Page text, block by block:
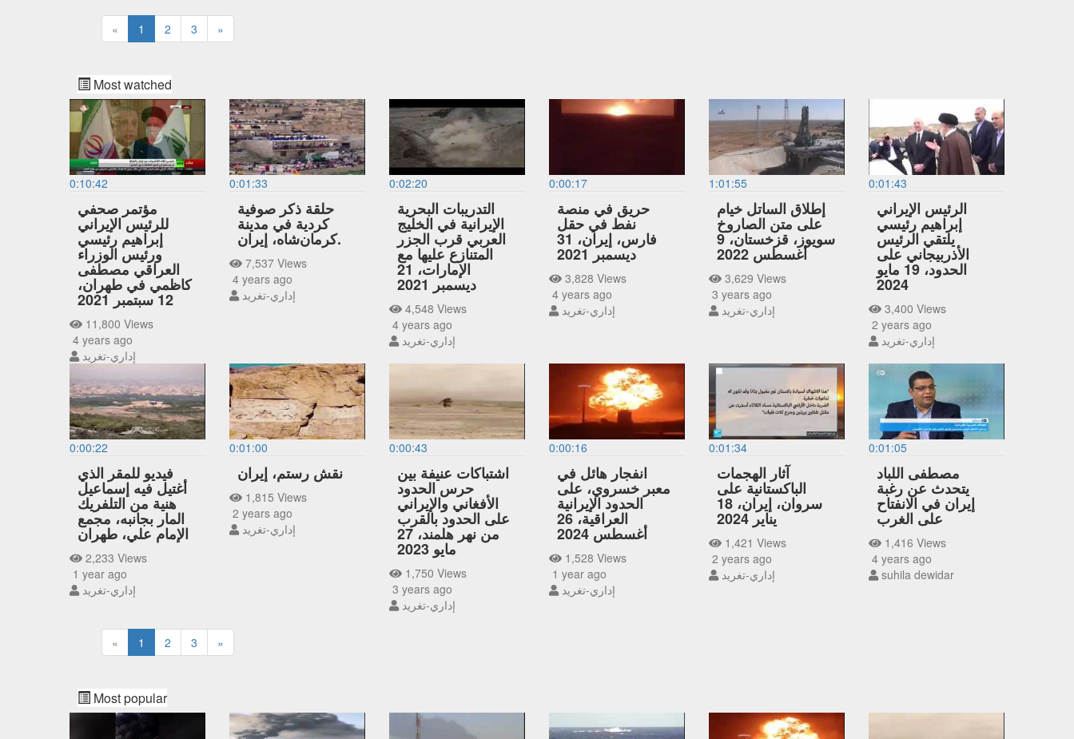
« 1 2 3 »
Most watched
0:10:42
مؤتمر صحفي
للرئيس الإيراني
إبراهيم رئيسي
ورئيس الوزراء
العراقي مصطفى
كاظمي في طهران،
12 سبتمبر 2021
11,800 Views
4 years ago
إداري-تغريد
0:01:33
حلقة ذكر صوفية
كردية في مدينة
كرمان‌شاه، إيران.
7,537 Views
4 years ago
إداري-تغريد
0:02:20
التدريبات البحرية
الإيرانية في الخليج
العربي قرب الجزر
المتنازع عليها مع
الإمارات، 21
ديسمبر 2021
4,548 Views
4 years ago
إداري-تغريد
0:00:17
حريق في منصة
نفط في حقل
فارس، إيران، 31
ديسمبر 2021
3,828 Views
4 years ago
إداري-تغريد
1:01:55
إطلاق الساتل خيام
على متن الصاروخ
سويوز، قزخستان، 9
أغسطس 2022
3,629 Views
3 years ago
إداري-تغريد
0:01:43
الرئيس الإيراني
إبراهيم رئيسي
يلتقي الرئيس
الأذربيجاني على
الحدود، 19 مايو
2024
3,400 Views
2 years ago
إداري-تغريد
0:00:22
فيديو للمقر الذي
أغتيل فيه إسماعيل
هنية من التلفريك
المار بجانبه، مجمع
الإمام علي، طهران
2,233 Views
1 year ago
إداري-تغريد
0:01:00
نقش رستم، إيران
1,815 Views
2 years ago
إداري-تغريد
0:00:43
اشتباكات عنيفة بين
حرس الحدود
الأفغاني والإيراني
على الحدود بالقرب
من نهر هلمند، 27
مايو 2023
1,750 Views
3 years ago
إداري-تغريد
0:00:16
انفجار هائل في
معبر خسروي، على
الحدود الإيرانية
العراقية، 26
أغسطس 2024
1,528 Views
1 year ago
إداري-تغريد
0:01:34
آثار الهجمات
الباكستانية على
سروان، إيران، 18
يناير 2024
1,421 Views
2 years ago
إداري-تغريد
0:01:05
مصطفى اللباد
يتحدث عن رغبة
إيران في الانفتاح
على الغرب
1,416 Views
4 years ago
suhila dewidar
« 1 2 3 »
Most popular